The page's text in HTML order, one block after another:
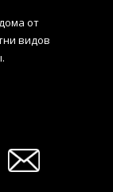
от
видов